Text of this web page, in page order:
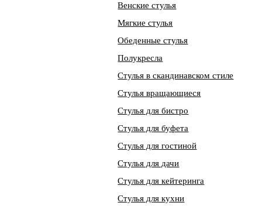
Венские стулья
Мягкие стулья
Обеденные стулья
Полукресла
Стулья в скандинавском стиле
Стулья вращающиеся
Стулья для бистро
Стулья для буфета
Стулья для гостиной
Стулья для дачи
Стулья для кейтеринга
Стулья для кухни